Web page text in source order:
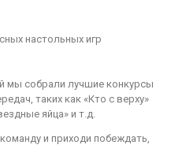
настольных игр
мы собрали лучшие конкурсы
таких как «Кто с верху»
яйца» и т.д.
и приходи побеждать,